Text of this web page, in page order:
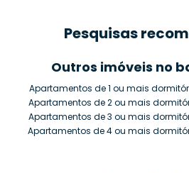
Pesquisas
Outros imóveis no
Apartamentos de 1 ou mais
Apartamentos de 2 ou mais
Apartamentos de 3 ou mais
Apartamentos de 4 ou mais